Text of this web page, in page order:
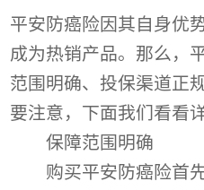
平安防癌险因其自身优
成为热销产品。那么，
范围明确、投保渠道正
要注意，下面我们看看
保障范围明确
购买平安防癌险首先